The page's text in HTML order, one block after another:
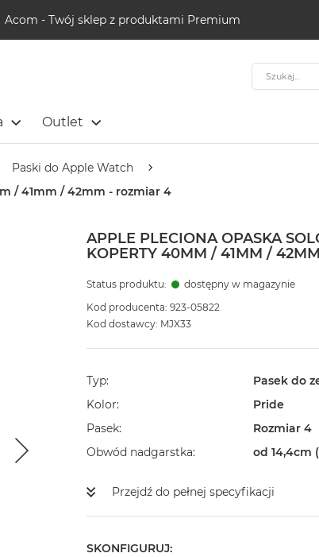
Acom - Twój sklep z produktami Premium
Outlet
Szukaj
Paski do Apple Watch
/ 41mm / 42mm - rozmiar 4
APPLE PLECIONA OPASKA
KOPERTY 40MM / 41MM /
Status produktu:
dostępny w magazynie
Kod producenta: 923-05822
Kod dostawcy: MJX33
Typ
Pasek do
Kolor
Pride
Pasek
Rozmiar 4
Obwód nadgarstka
od 14,4cm
Przejdź do pełnej specyfikacji
SKONFIGURUJ: